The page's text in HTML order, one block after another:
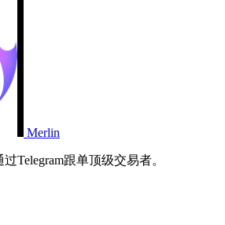
Merlin
Telegram跟单顶级交易者。